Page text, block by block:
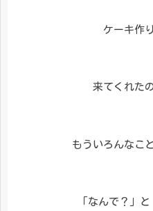
ケーキ作
来てくれた
もういろんなこ
「なんで？」